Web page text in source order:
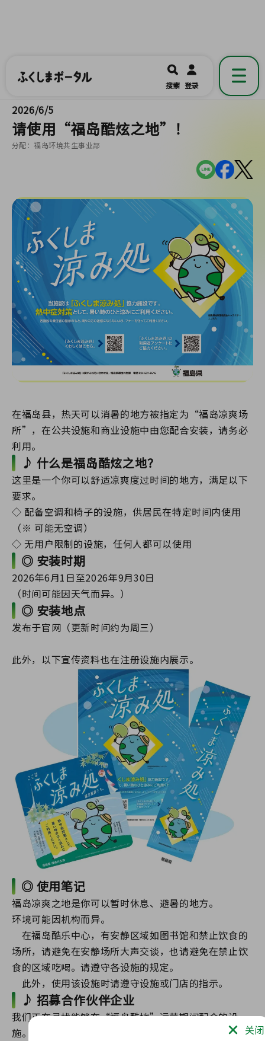
福島県公式の地域情報ポータルアプリ
開く
搜索 登录
2026/6/5
请使用“福岛酷炫之地”！
分配：福岛环境共生事业部
在福岛县，热天可以消暑的地方被指定为“福岛凉爽场
所”，在公共设施和商业设施中由您配合安装，请务必
利用。
♪ 什么是福岛酷炫之地？
这里是一个你可以舒适凉爽度过时间的地方，满足以下
要求。
◇ 配备空调和椅子的设施，供居民在特定时间内使用
（※ 可能无空调）
◇ 无用户限制的设施，任何人都可以使用
◎ 安装时期
2026年6月1日至2026年9月30日
（时间可能因天气而异。）
◎ 安装地点
发布于官网（更新时间约为周三）
此外，以下宣传资料也在注册设施内展示。
◎ 使用笔记
福岛凉爽之地是你可以暂时休息、避暑的地方。
环境可能因机构而异。
在福岛酷乐中心，有安静区域如图书馆和禁止饮食的
场所，请避免在安静场所大声交谈，也请避免在禁止饮
食的区域吃喝。请遵守各设施的规定。
此外，使用该设施时请遵守设施或门店的指示。
♪ 招募合作伙伴企业
我们正在寻找能够在“福岛酷地”运营期间配合的设
施。
关闭